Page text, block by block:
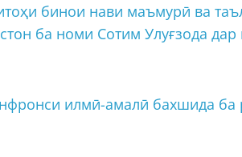
бинои нави маъмурӣ ва
ба номи Сотим Улуғзода
илмӣ-амалӣ бахшида ба